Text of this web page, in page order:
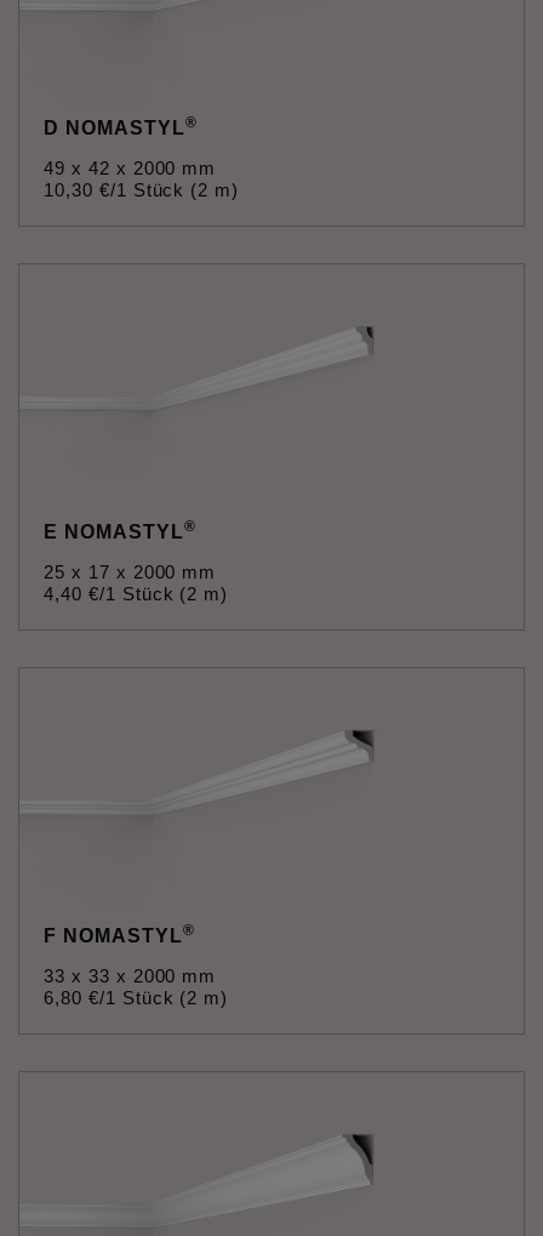
D NOMASTYL®
49 x 42 x 2000 mm
10,30 €/1 Stück (2 m)
E NOMASTYL®
25 x 17 x 2000 mm
4,40 €/1 Stück (2 m)
F NOMASTYL®
33 x 33 x 2000 mm
6,80 €/1 Stück (2 m)